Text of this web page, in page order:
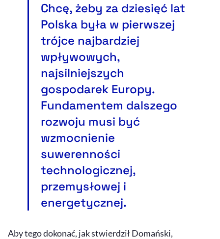
Chcę, żeby za dziesięć lat
Polska była w pierwszej
trójce najbardziej
wpływowych,
najsilniejszych
gospodarek Europy.
Fundamentem dalszego
rozwoju musi być
wzmocnienie
suwerenności
technologicznej,
przemysłowej i
energetycznej.
Aby tego dokonać, jak stwierdził Domański,